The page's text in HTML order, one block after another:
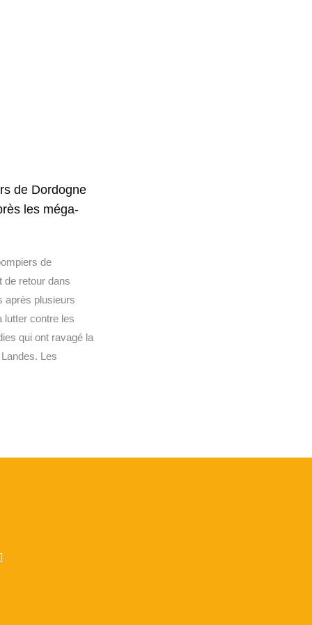
de Dordogne
les méga-
de
de retour dans
après plusieurs
lutter contre les
qui ont ravagé la
Les